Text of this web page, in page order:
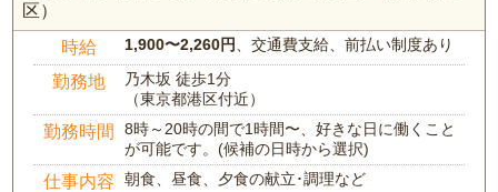
区）
時給 1,900〜2,260円 、交通費支給、前払い制度あり
勤務地
乃木坂 徒歩1分
（東京都港区付近）
勤務時間
8時～20時の間で1時間〜、好きな日に働くこと
が可能です。(候補の日時から選択)
仕事内容 朝食、昼食、夕食の献立･調理など